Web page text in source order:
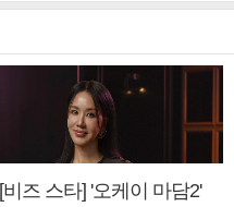
[비즈 스타] '오케이 마담2'